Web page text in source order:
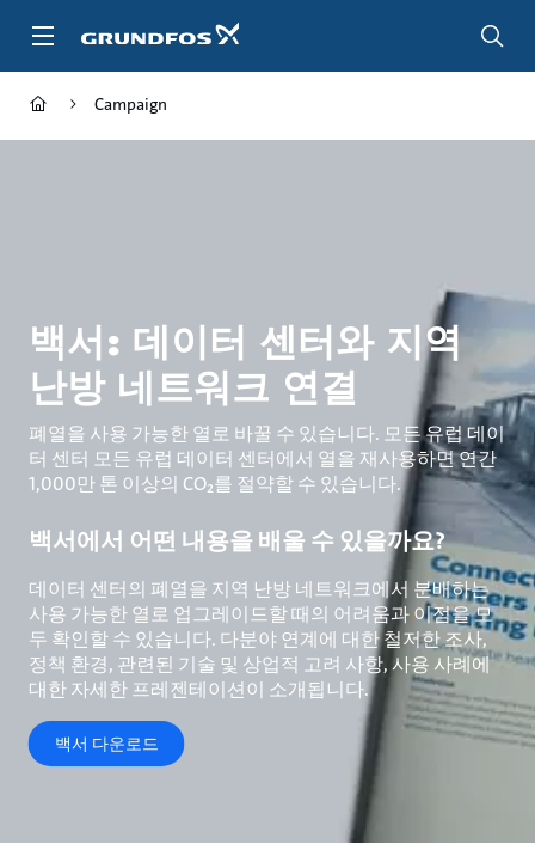
바
Campaign
백서: 데이터 센터와 지역
난방 네트워크 연결
폐열을 사용 가능한 열로 바꿀 수 있습니다. 모든 유럽 데이
터 센터 모든 유럽 데이터 센터에서 열을 재사용하면 연간
1,000만 톤 이상의 CO₂를 절약할 수 있습니다.
백서에서 어떤 내용을 배울 수 있을까요?
데이터 센터의 폐열을 지역 난방 네트워크에서 분배하는
사용 가능한 열로 업그레이드할 때의 어려움과 이점을 모
두 확인할 수 있습니다. 다분야 연계에 대한 철저한 조사,
정책 환경, 관련된 기술 및 상업적 고려 사항, 사용 사례에
대한 자세한 프레젠테이션이 소개됩니다.
백서 다운로드